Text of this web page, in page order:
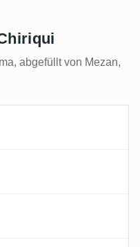
abgefüllt von Mezan,